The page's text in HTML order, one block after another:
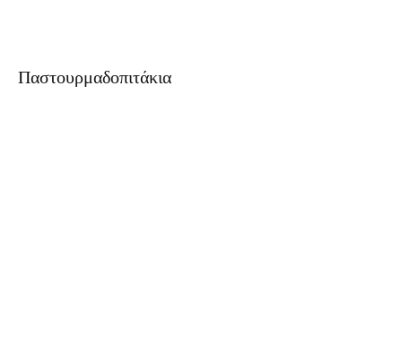
Παστουρμαδοπιτάκια